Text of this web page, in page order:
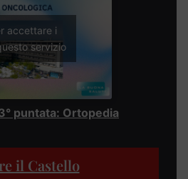
accettare i
servizio
puntata: Ortopedia
il Castello